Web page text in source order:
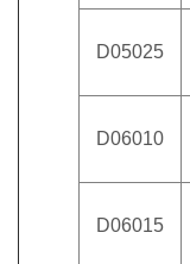
D05025
D06010
D06015